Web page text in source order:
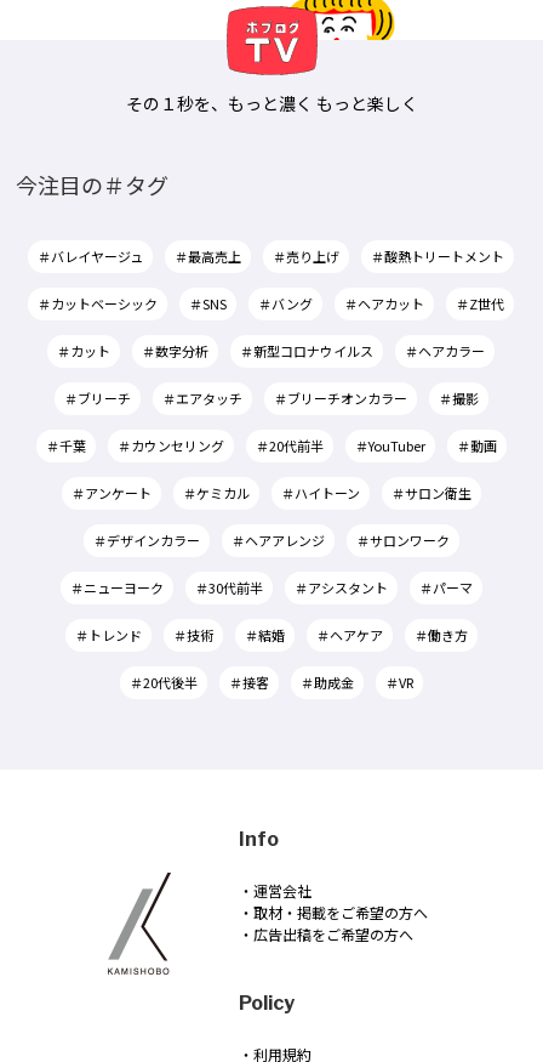
その１秒を、もっと濃く もっと楽しく
今注目の＃タグ
＃バレイヤージュ ＃最高売上 ＃売り上げ ＃酸熱トリートメント
＃カットベーシック ＃SNS ＃バング ＃ヘアカット ＃Z世代
＃カット ＃数字分析 ＃新型コロナウイルス ＃ヘアカラー
＃ブリーチ ＃エアタッチ ＃ブリーチオンカラー ＃撮影
＃千葉 ＃カウンセリング ＃20代前半 ＃YouTuber ＃動画
＃アンケート ＃ケミカル ＃ハイトーン ＃サロン衛生
＃デザインカラー ＃ヘアアレンジ ＃サロンワーク
＃ニューヨーク ＃30代前半 ＃アシスタント ＃パーマ
＃トレンド ＃技術 ＃結婚 ＃ヘアケア ＃働き方
＃20代後半 ＃接客 ＃助成金 ＃VR
Info
・運営会社
・取材・掲載をご希望の方へ
・広告出稿をご希望の方へ
Policy
・利用規約